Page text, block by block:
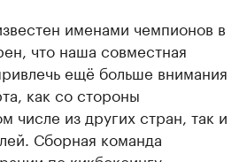
именами чемпионов в
что наша совместная
ещё больше внимания
как со стороны
числе из других стран, так и
Сборная команда